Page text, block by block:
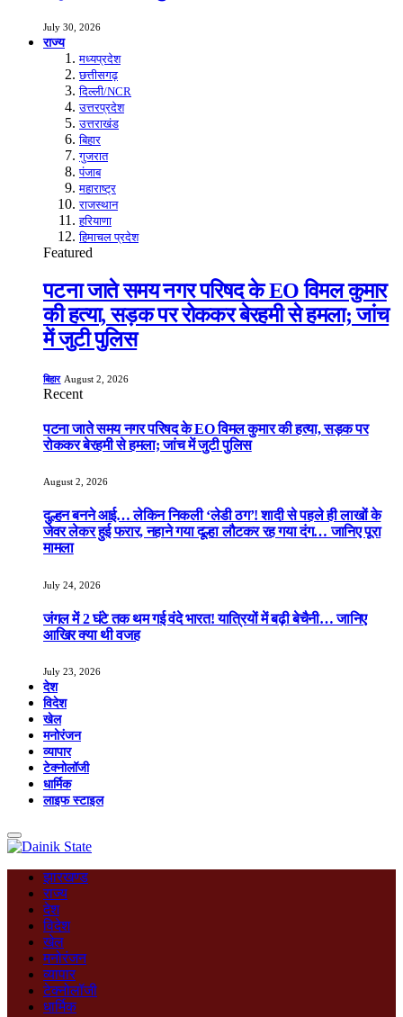
July 30, 2026
राज्य
मध्यप्रदेश
छत्तीसगढ़
दिल्ली/NCR
उत्तरप्रदेश
उत्तराखंड
बिहार
गुजरात
पंजाब
महाराष्ट्र
राजस्थान
हरियाणा
हिमाचल प्रदेश
Featured
पटना जाते समय नगर परिषद के EO विमल कुमार
की हत्या, सड़क पर रोककर बेरहमी से हमला; जांच
में जुटी पुलिस
बिहार August 2, 2026
Recent
पटना जाते समय नगर परिषद के EO विमल कुमार की हत्या, सड़क पर
रोककर बेरहमी से हमला; जांच में जुटी पुलिस
August 2, 2026
दुल्हन बनने आई… लेकिन निकली ‘लेडी ठग’! शादी से पहले ही लाखों के
जेवर लेकर हुई फरार, नहाने गया दूल्हा लौटकर रह गया दंग… जानिए पूरा
मामला
July 24, 2026
जंगल में 2 घंटे तक थम गई वंदे भारत! यात्रियों में बढ़ी बेचैनी… जानिए
आखिर क्या थी वजह
July 23, 2026
देश
विदेश
खेल
मनोरंजन
व्यापार
टेक्नोलॉजी
धार्मिक
लाइफ स्टाइल
झारखण्ड
राज्य
देश
विदेश
खेल
मनोरंजन
व्यापार
टेक्नोलॉजी
धार्मिक